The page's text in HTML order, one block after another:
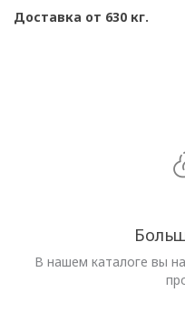
Доставка от 630 кг.
В нашем каталоге вы